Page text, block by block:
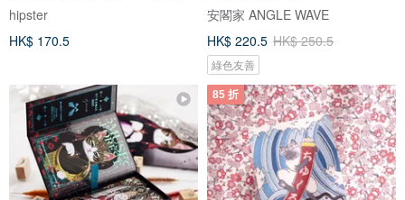
hipster
HK$ 170.5
安閣家 ANGLE WAVE
HK$ 220.5 HK$ 250.5
綠色友善
85 折